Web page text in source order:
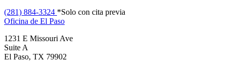
(281) 884-3324 *Solo con cita previa
Oficina de El Paso
1231 E Missouri Ave
Suite A
El Paso, TX 79902